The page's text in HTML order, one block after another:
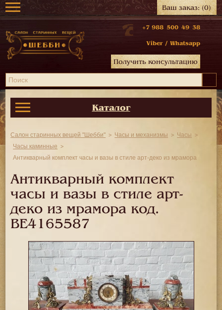
Ваш заказ:(0)
+7 988 500 49 38
Viber / Whatsapp
Получить консультацию
Каталог
Салон старинных вещей "Шебби" Часы и механизмы
Часы
Часы каминные
Антикварный комплект часы и вазы в стиле арт-деко из мрамора
Антикварный комплект
часы и вазы в стиле арт-
деко из мрамора код.
BE4165587